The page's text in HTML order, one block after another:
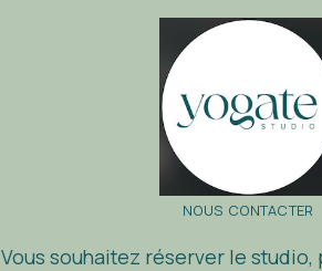
NOUS CONTACTER
Vous souhaitez réserver le studio,